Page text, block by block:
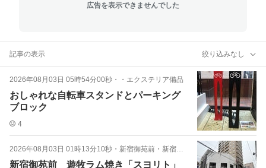
広告を表示できませんでした
記事の表示 絞り込みなし
2026年08月03日 05時54分00秒 ・ ・エクステリア備品
おしゃれな自転車スタンドとパーキング
ブロック
4
2026年08月03日 01時13分10秒 ・ 新宿御苑前・新宿三丁目ランチ
新宿御苑前 遊牧ラム焼き「スヨリト」